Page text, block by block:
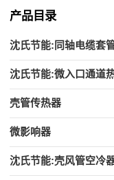
产品目录
沈氏节能:同轴电缆套
沈氏节能:微入口通道
壳管传热器
微影响器
沈氏节能:壳风管空冷